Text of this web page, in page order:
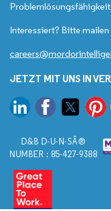
Interessiert? Bitte mailen
JETZT MIT UNS IN
D&B D-U-N-SÂ®
NUMBER : 85-427-9388